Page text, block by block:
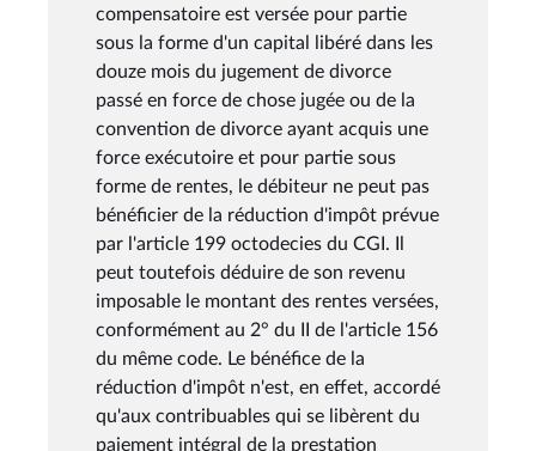
compensatoire est versée pour partie
sous la forme d'un capital libéré dans les
douze mois du jugement de divorce
passé en force de chose jugée ou de la
convention de divorce ayant acquis une
force exécutoire et pour partie sous
forme de rentes, le débiteur ne peut pas
bénéficier de la réduction d'impôt prévue
par l'article 199 octodecies du CGI. Il
peut toutefois déduire de son revenu
imposable le montant des rentes versées,
conformément au 2° du II de l'article 156
du même code. Le bénéfice de la
réduction d'impôt n'est, en effet, accordé
qu'aux contribuables qui se libèrent du
paiement intégral de la prestation